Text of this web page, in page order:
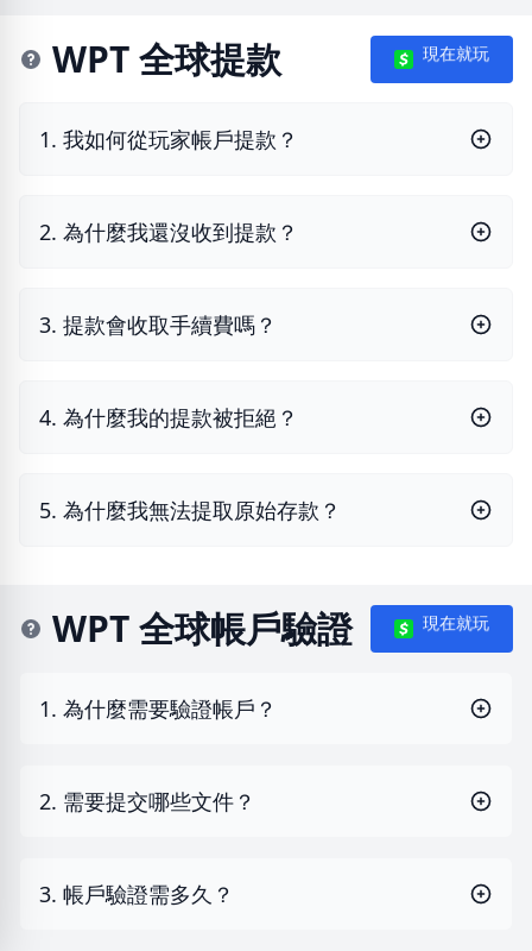
WPT 全球提款 現在就玩
1. 我如何從玩家帳戶提款？
2. 為什麼我還沒收到提款？
3. 提款會收取手續費嗎？
4. 為什麼我的提款被拒絕？
5. 為什麼我無法提取原始存款？
WPT 全球帳戶驗證 現在就玩
1. 為什麼需要驗證帳戶？
2. 需要提交哪些文件？
3. 帳戶驗證需多久？